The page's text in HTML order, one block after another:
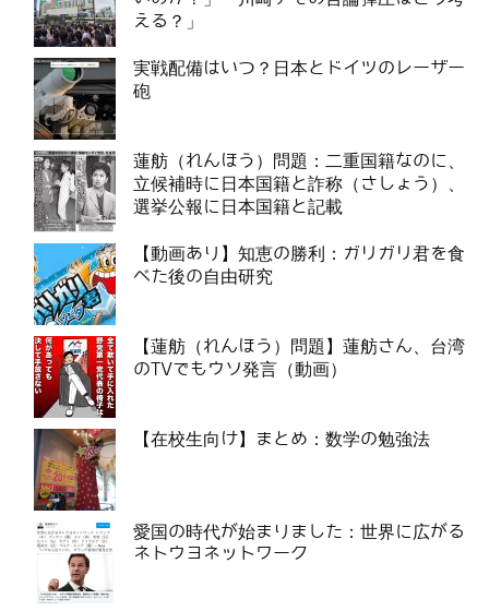
える？」
実戦配備はいつ？日本とドイツのレーザー
砲
蓮舫（れんほう）問題：二重国籍なのに、
立候補時に日本国籍と詐称（さしょう）、
選挙公報に日本国籍と記載
【動画あり】知恵の勝利：ガリガリ君を食
べた後の自由研究
【蓮舫（れんほう）問題】蓮舫さん、台湾
のTVでもウソ発言（動画）
【在校生向け】まとめ：数学の勉強法
愛国の時代が始まりました：世界に広がる
ネトウヨネットワーク